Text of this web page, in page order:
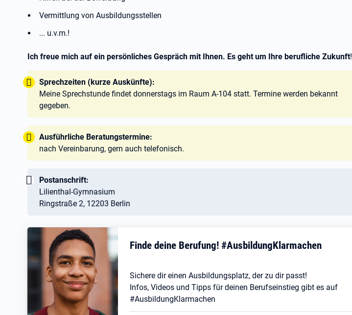
Vermittlung von Ausbildungsstellen
... u.v.m.!
Ich freue mich auf ein persönliches Gespräch mit Ihnen. Es geht um Ihre berufliche Zukunft!
Tipp:
Sprechzeiten (kurze Auskünfte):
Meine Sprechstunde findet donnerstags im Raum A-104 statt. Termine werden bekannt
gegeben.
Tipp:
Ausführliche Beratungstermine:
nach Vereinbarung, gern auch telefonisch.
Wichtig:
Postanschrift:
Lilienthal-Gymnasium
Ringstraße 2, 12203 Berlin
Finde deine Berufung! #AusbildungKlarmachen
Sichere dir einen Ausbildungsplatz, der zu dir passt!
Infos, Videos und Tipps für deinen Berufseinstieg gibt es auf
#AusbildungKlarmachen